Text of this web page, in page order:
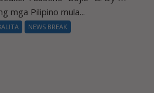
mga Pilipino mula...
NEWS BREAK